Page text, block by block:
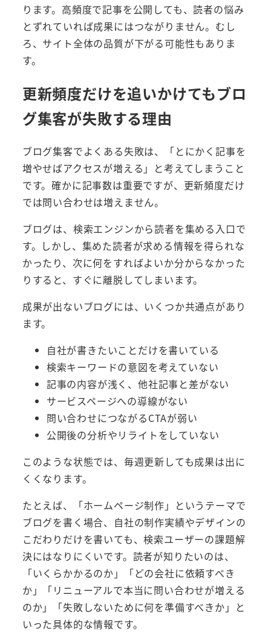
ります。高頻度で記事を公開しても、読者の悩み
とずれていれば成果にはつながりません。むし
ろ、サイト全体の品質が下がる可能性もありま
す。
更新頻度だけを追いかけてもブロ
グ集客が失敗する理由
ブログ集客でよくある失敗は、「とにかく記事を
増やせばアクセスが増える」と考えてしまうこと
です。確かに記事数は重要ですが、更新頻度だけ
では問い合わせは増えません。
ブログは、検索エンジンから読者を集める入口で
す。しかし、集めた読者が求める情報を得られな
かったり、次に何をすればよいか分からなかった
りすると、すぐに離脱してしまいます。
成果が出ないブログには、いくつか共通点があり
ます。
自社が書きたいことだけを書いている
検索キーワードの意図を考えていない
記事の内容が浅く、他社記事と差がない
サービスページへの導線がない
問い合わせにつながるCTAが弱い
公開後の分析やリライトをしていない
このような状態では、毎週更新しても成果は出に
くくなります。
たとえば、「ホームページ制作」というテーマで
ブログを書く場合、自社の制作実績やデザインの
こだわりだけを書いても、検索ユーザーの課題解
決にはなりにくいです。読者が知りたいのは、
「いくらかかるのか」「どの会社に依頼すべき
か」「リニューアルで本当に問い合わせが増える
のか」「失敗しないために何を準備すべきか」と
いった具体的な情報です。